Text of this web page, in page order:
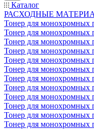
Каталог
РАСХОДНЫЕ
Тонер для монохромных
Тонер для монохромных
Тонер для монохромных
Тонер для монохромных
Тонер для монохромных
Тонер для монохромных
Тонер для монохромных
Тонер для монохромных
Тонер для монохромных
Тонер для монохромных
Тонер для монохромных
Тонер для монохромных